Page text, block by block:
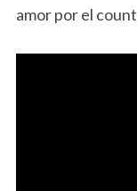
amor por el